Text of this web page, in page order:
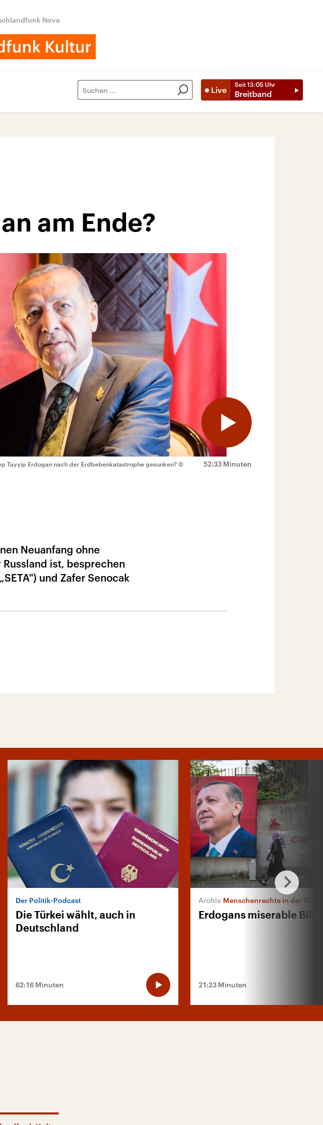
Nova
Live
Seit 13:05 Uhr
Breitband
am Ende?
52:33 Minuten
Tayyip Erdogan nach der Erdbebenkatastrophe gesunken? ©
Neuanfang ohne
ist, besprechen
und Zafer Senocak
Der Politik-Podcast
Die Türkei wählt, auch in
Deutschland
62:16 Minuten
Menschenrechte in der
Erdogans miserable
21:23 Minuten